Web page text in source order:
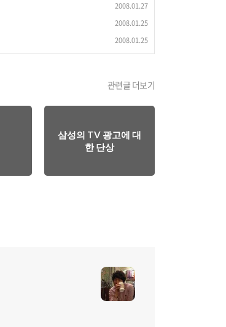
2008.01.27
2008.01.25
2008.01.25
관련글 더보기
삼성의 TV 광고에 대
한 단상